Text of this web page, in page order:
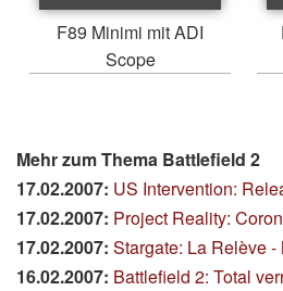
F89 Minimi mit ADI
Scope
Mehr zum Thema Battlefield 2
17.02.2007: US Intervention:
17.02.2007: Project Reality:
17.02.2007: Stargate: La Relève
16.02.2007: Battlefield 2: Total